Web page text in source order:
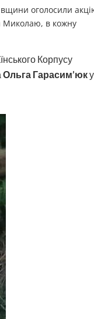
оголосили
Миколаю, в кожну
Корпусу
Ольга Гарасим’юку